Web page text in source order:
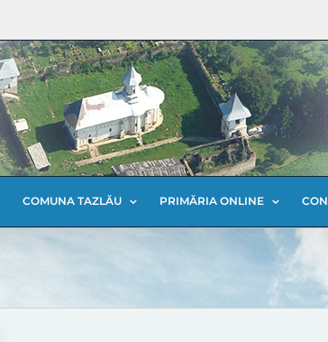
COMUNA TAZLĂU PRIMĂRIA ONLINE